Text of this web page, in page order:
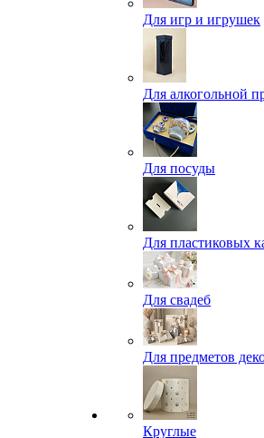
Для игр и игрушек
Для алкогольной
Для посуды
Для пластиковых
Для свадеб
Для предметов
Круглые